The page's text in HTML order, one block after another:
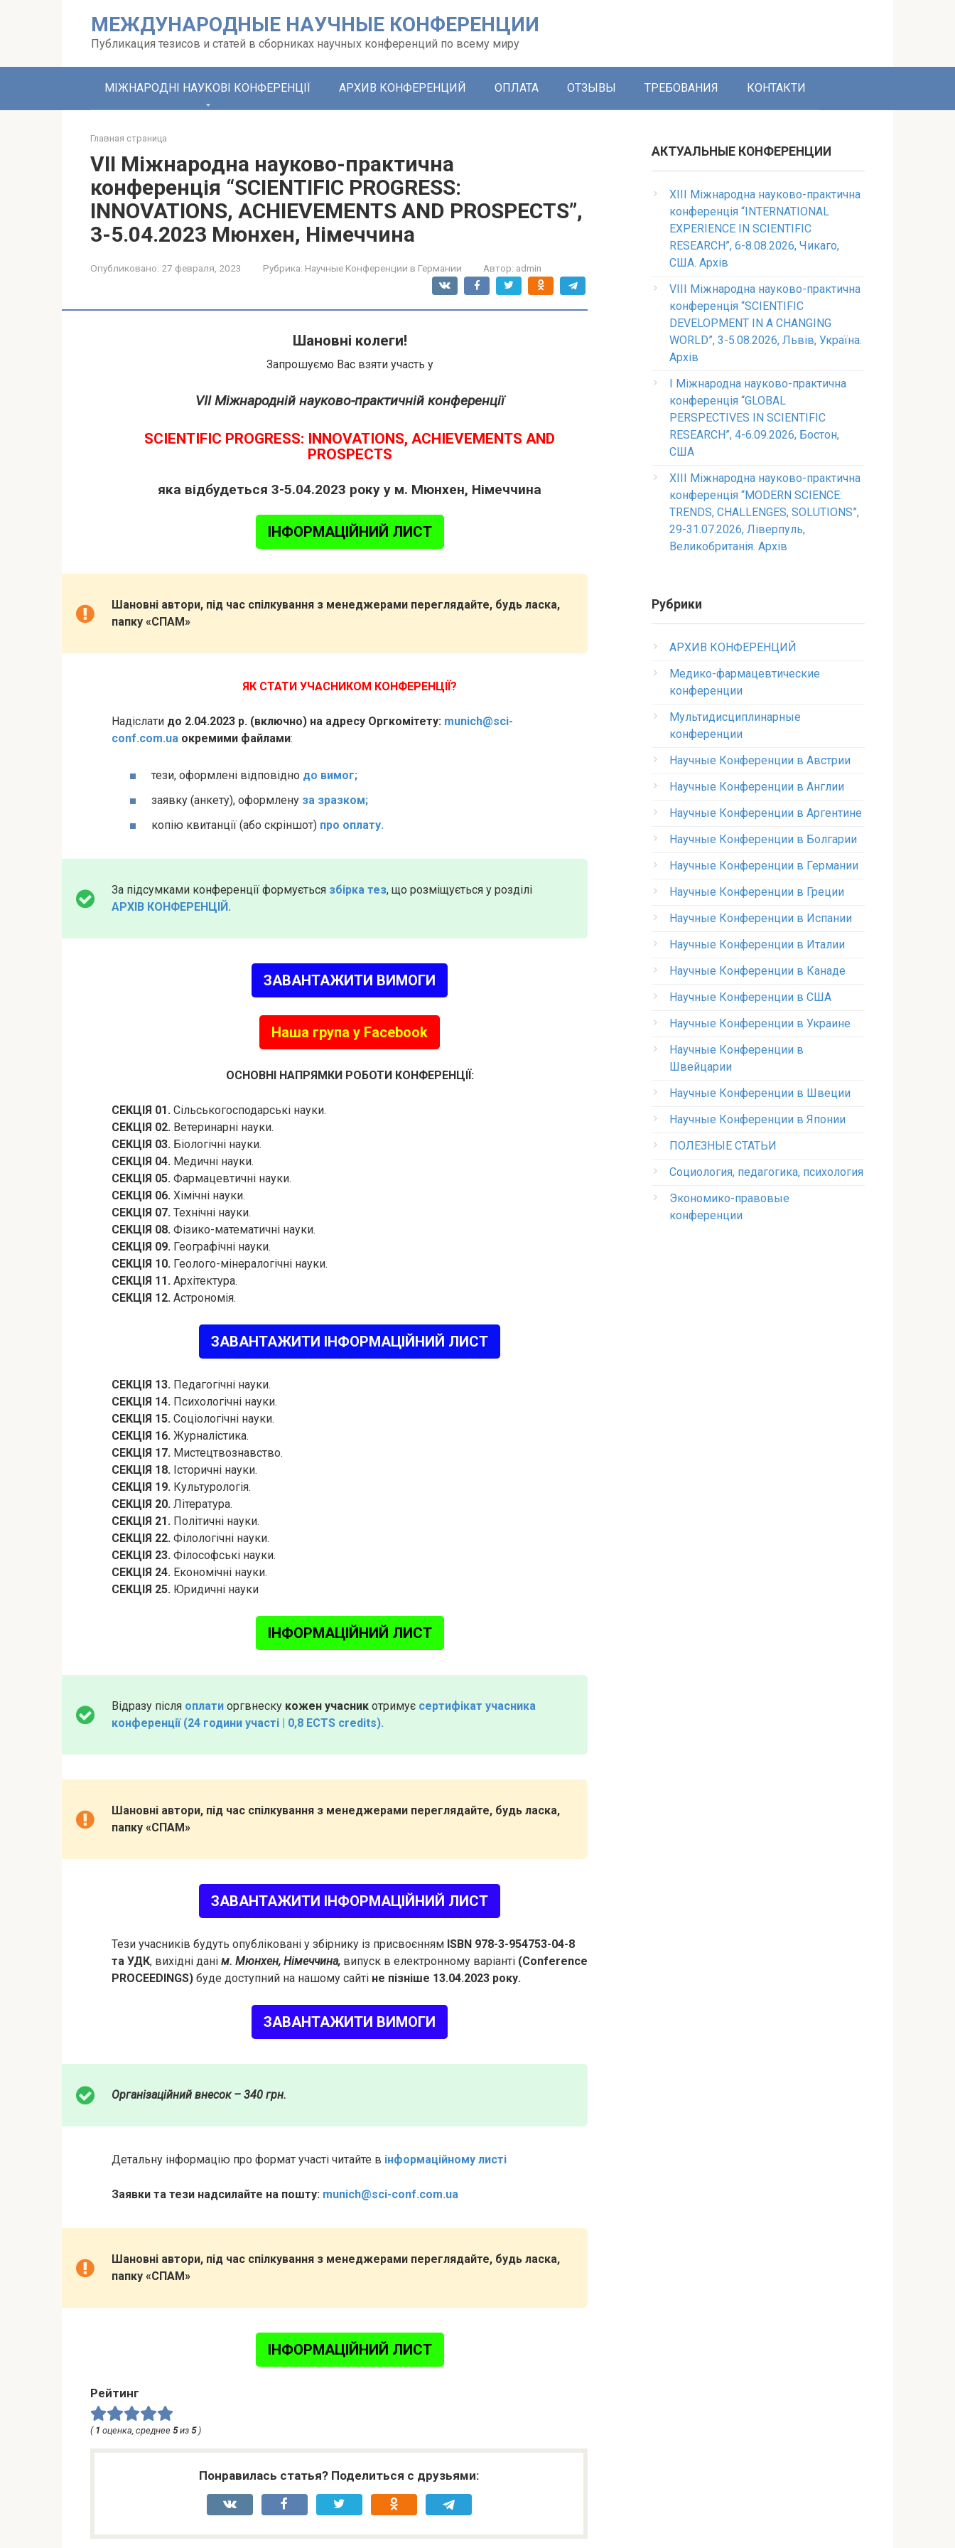
МЕЖДУНАРОДНЫЕ НАУЧНЫЕ КОНФЕРЕНЦИИ
Публикация тезисов и статей в сборниках научных конференций по всему миру
МІЖНАРОДНІ НАУКОВІ КОНФЕРЕНЦІЇ АРХИВ КОНФЕРЕНЦИЙ ОПЛАТА ОТЗЫВЫ ТРЕБОВАНИЯ КОНТАКТИ
Главная страница
VII Міжнародна науково-практична
конференція “SCIENTIFIC PROGRESS:
INNOVATIONS, ACHIEVEMENTS AND PROSPECTS”,
3-5.04.2023 Мюнхен, Німеччина
Опубликовано: 27 февраля, 2023 Рубрика: Научные Конференции в Германии Автор: admin
Шановні колеги!
Запрошуємо Вас взяти участь у
VII Міжнародній науково-практичній конференції
SCIENTIFIC PROGRESS: INNOVATIONS, ACHIEVEMENTS AND
PROSPECTS
яка відбудеться 3-5.04.2023 року у м. Мюнхен, Німеччина
ІНФОРМАЦІЙНИЙ ЛИСТ
Шановні автори, під час спілкування з менеджерами переглядайте, будь ласка,
папку «СПАМ»
ЯК СТАТИ УЧАСНИКОМ КОНФЕРЕНЦІЇ?
Надіслати до 2.04.2023 р. (включно) на адресу Оргкомітету: munich@sci-
conf.com.ua окремими файлами:
тези, оформлені відповідно до вимог;
заявку (анкету), оформлену за зразком;
копію квитанції (або скріншот) про оплату.
За підсумками конференції формується збірка тез, що розміщується у розділі
АРХІВ КОНФЕРЕНЦІЙ.
ЗАВАНТАЖИТИ ВИМОГИ
Наша група у Facebook
ОСНОВНІ НАПРЯМКИ РОБОТИ КОНФЕРЕНЦІЇ:
СЕКЦІЯ 01. Сільськогосподарські науки.
СЕКЦІЯ 02. Ветеринарні науки.
СЕКЦІЯ 03. Біологічні науки.
СЕКЦІЯ 04. Медичні науки.
СЕКЦІЯ 05. Фармацевтичні науки.
СЕКЦІЯ 06. Хімічні науки.
СЕКЦІЯ 07. Технічні науки.
СЕКЦІЯ 08. Фізико-математичні науки.
СЕКЦІЯ 09. Географічні науки.
СЕКЦІЯ 10. Геолого-мінералогічні науки.
СЕКЦІЯ 11. Архітектура.
СЕКЦІЯ 12. Астрономія.
ЗАВАНТАЖИТИ ІНФОРМАЦІЙНИЙ ЛИСТ
СЕКЦІЯ 13. Педагогічні науки.
СЕКЦІЯ 14. Психологічні науки.
СЕКЦІЯ 15. Соціологічні науки.
СЕКЦІЯ 16. Журналістика.
СЕКЦІЯ 17. Мистецтвознавство.
СЕКЦІЯ 18. Історичні науки.
СЕКЦІЯ 19. Культурологія.
СЕКЦІЯ 20. Література.
СЕКЦІЯ 21. Політичні науки.
СЕКЦІЯ 22. Філологічні науки.
СЕКЦІЯ 23. Філософські науки.
СЕКЦІЯ 24. Економічні науки.
СЕКЦІЯ 25. Юридичні науки
ІНФОРМАЦІЙНИЙ ЛИСТ
Відразу після оплати оргвнеску кожен учасник отримує сертифікат учасника
конференції (24 години участі | 0,8 ECTS credits).
Шановні автори, під час спілкування з менеджерами переглядайте, будь ласка,
папку «СПАМ»
ЗАВАНТАЖИТИ ІНФОРМАЦІЙНИЙ ЛИСТ
Тези учасників будуть опубліковані у збірнику із присвоєнням ISBN 978-3-954753-04-8
та УДК, вихідні дані м. Мюнхен, Німеччина, випуск в електронному варіанті (Conference
PROCEEDINGS) буде доступний на нашому сайті не пізніше 13.04.2023 року.
ЗАВАНТАЖИТИ ВИМОГИ
Організаційний внесок – 340 грн.
Детальну інформацію про формат участі читайте в інформаційному листі
Заявки та тези надсилайте на пошту: munich@sci-conf.com.ua
Шановні автори, під час спілкування з менеджерами переглядайте, будь ласка,
папку «СПАМ»
ІНФОРМАЦІЙНИЙ ЛИСТ
Рейтинг
( 1 оценка, среднее 5из 5)
Понравилась статья? Поделиться с друзьями:
АКТУАЛЬНЫЕ КОНФЕРЕНЦИИ
XIII Міжнародна науково-практична
конференція “INTERNATIONAL
EXPERIENCE IN SCIENTIFIC
RESEARCH”, 6-8.08.2026, Чикаго,
США. Архів
VIII Міжнародна науково-практична
конференція “SCIENTIFIC
DEVELOPMENT IN A CHANGING
WORLD”, 3-5.08.2026, Львів, Україна.
Архів
I Міжнародна науково-практична
конференція “GLOBAL
PERSPECTIVES IN SCIENTIFIC
RESEARCH”, 4-6.09.2026, Бостон,
США
XIII Міжнародна науково-практична
конференція “MODERN SCIENCE:
TRENDS, CHALLENGES, SOLUTIONS”,
29-31.07.2026, Ліверпуль,
Великобританія. Архів
Рубрики
АРХИВ КОНФЕРЕНЦИЙ
Медико-фармацевтические
конференции
Мультидисциплинарные
конференции
Научные Конференции в Австрии
Научные Конференции в Англии
Научные Конференции в Аргентине
Научные Конференции в Болгарии
Научные Конференции в Германии
Научные Конференции в Греции
Научные Конференции в Испании
Научные Конференции в Италии
Научные Конференции в Канаде
Научные Конференции в США
Научные Конференции в Украине
Научные Конференции в
Швейцарии
Научные Конференции в Швеции
Научные Конференции в Японии
ПОЛЕЗНЫЕ СТАТЬИ
Социология, педагогика, психология
Экономико-правовые
конференции